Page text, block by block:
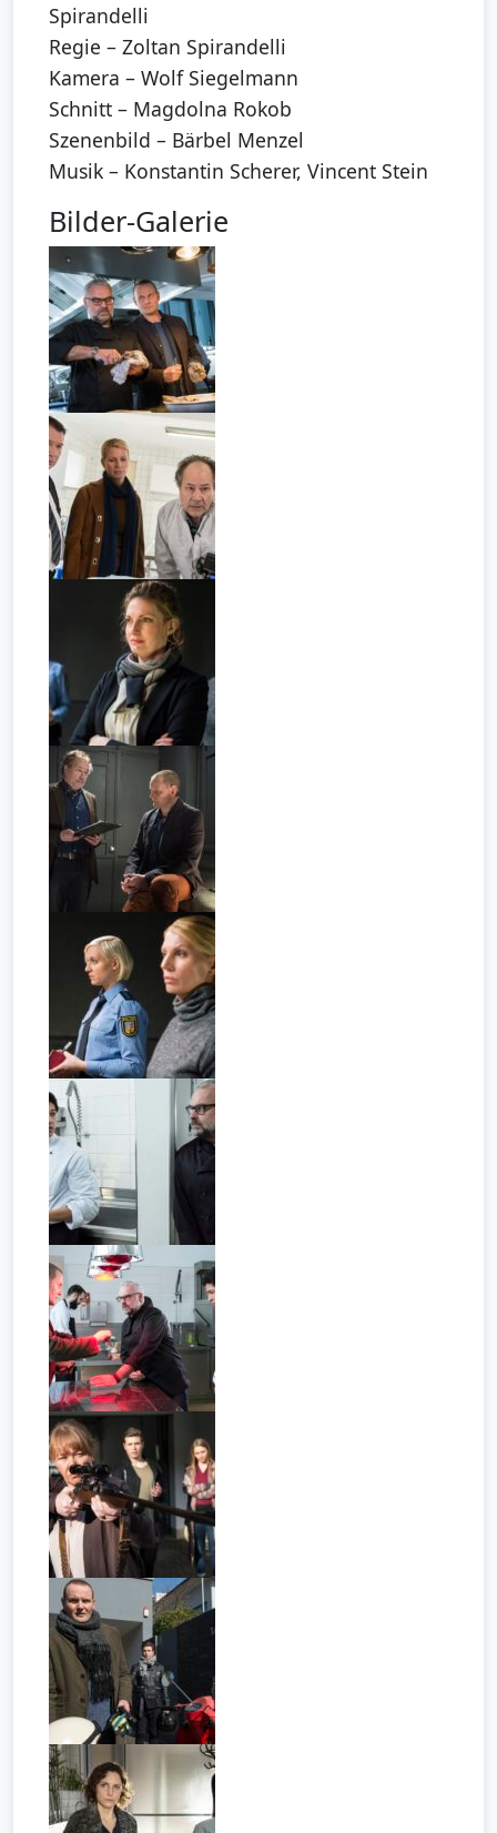
Spirandelli
Regie – Zoltan Spirandelli
Kamera – Wolf Siegelmann
Schnitt – Magdolna Rokob
Szenenbild – Bärbel Menzel
Musik – Konstantin Scherer, Vincent Stein
Bilder-Galerie